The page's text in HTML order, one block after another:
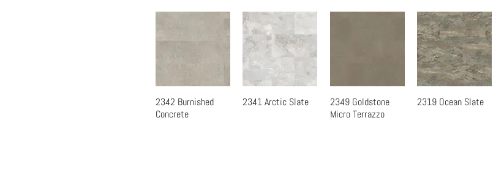
快速瀏覽
2342 Burnished
Concrete
快速瀏覽
2341 Arctic Slate 快速瀏覽
2349 Goldstone
Micro Terrazzo
快速瀏覽
2319 Ocean Slate